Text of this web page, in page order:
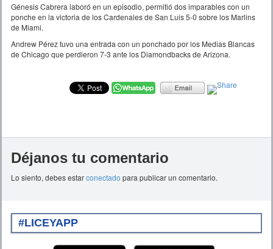
Génesis Cabrera laboró en un episodio, permitió dos imparables con un
ponche en la victoria de los Cardenales de San Luis 5-0 sobre los Marlins
de Miami.
Andrew Pérez tuvo una entrada con un ponchado por los Medias Blancas
de Chicago que perdieron 7-3 ante los Diamondbacks de Arizona.
Déjanos tu comentario
Lo siento, debes estarconectado para publicar un comentario.
#LICEYAPP